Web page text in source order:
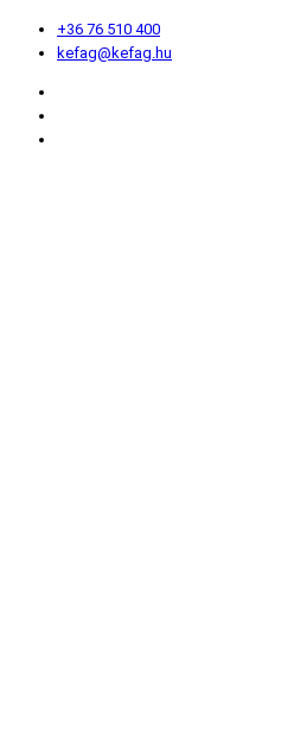
+36 76 510 400
kefag@kefag.hu